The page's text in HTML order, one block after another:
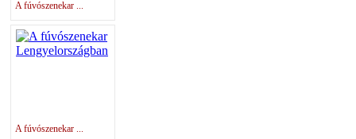
A fúvószenekar ...
A fúvószenekar ...